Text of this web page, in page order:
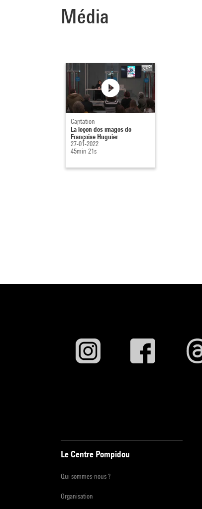
Média
Captation
La leçon des images de
Françoise Huguier
27-01-2022
45min 21s
Le Centre Pompidou
Qui sommes-nous ?
Organisation